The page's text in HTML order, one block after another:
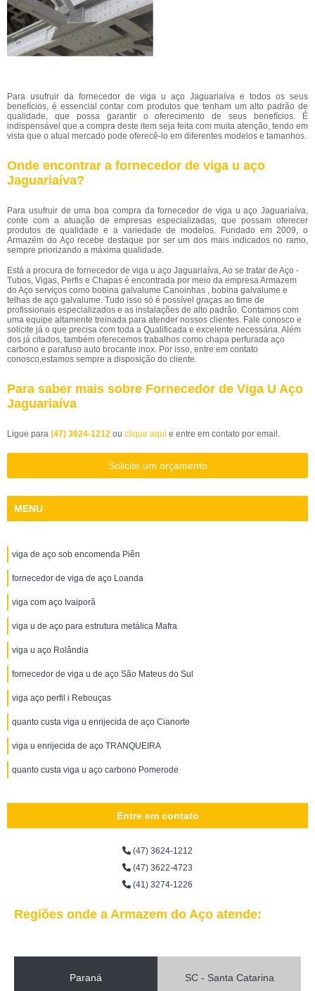
Para usufruir da fornecedor de viga u aço Jaguariaíva e todos os seus
benefícios, é essencial contar com produtos que tenham um alto padrão de
qualidade, que possa garantir o oferecimento de seus benefícios. É
indispensável que a compra deste item seja feita com muita atenção, tendo em
vista que o atual mercado pode oferecê-lo em diferentes modelos e tamanhos.
Onde encontrar a fornecedor de viga u aço
Jaguariaíva?
Para usufruir de uma boa compra da fornecedor de viga u aço Jaguariaíva,
conte com a atuação de empresas especializadas, que possam oferecer
produtos de qualidade e a variedade de modelos. Fundado em 2009, o
Armazém do Aço recebe destaque por ser um dos mais indicados no ramo,
sempre priorizando a máxima qualidade.
Está a procura de fornecedor de viga u aço Jaguariaíva, Ao se tratar de Aço -
Tubos, Vigas, Perfis e Chapas é encontrada por meio da empresa Armazem
do Aço serviços como bobina galvalume Canoinhas , bobina galvalume e
telhas de aço galvalume. Tudo isso só é possível graças ao time de
profissionais especializados e as instalações de alto padrão. Contamos com
uma equipe altamente treinada para atender nossos clientes. Fale conosco e
solicite já o que precisa com toda a Qualificada e excelente necessária. Além
dos já citados, também oferecemos trabalhos como chapa perfurada aço
carbono e parafuso auto brocante inox. Por isso, entre em contato
conosco,estamos sempre a disposição do cliente.
Para saber mais sobre Fornecedor de Viga U Aço
Jaguariaíva
Ligue para (47) 3624-1212 ou clique aqui e entre em contato por email.
Solicite um orçamento
MENU
viga de aço sob encomenda Piên
fornecedor de viga de aço Loanda
viga com aço Ivaiporã
viga u de aço para estrutura metálica Mafra
viga u aço Rolândia
fornecedor de viga u de aço São Mateus do Sul
viga aço perfil i Rebouças
quanto custa viga u enrijecida de aço Cianorte
viga u enrijecida de aço TRANQUEIRA
quanto custa viga u aço carbono Pomerode
Entre em contato
(47) 3624-1212
(47) 3622-4723
(41) 3274-1226
Regiões onde a Armazem do Aço atende:
Paraná SC - Santa Catarina